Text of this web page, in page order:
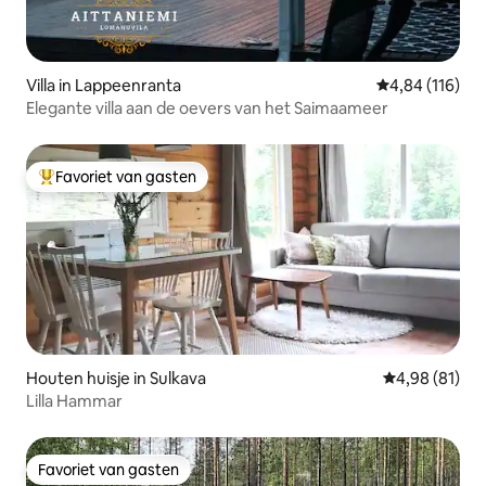
Villa in Lappeenranta Gemiddelde
4,84 (116)
Elegante villa aan de oevers van het Saimaameer
Topfavoriet van gasten
Favoriet van gasten
Houten huisje in Sulkava Gemiddelde
4,98 (81)
Lilla Hammar
Favoriet van gasten
Favoriet van gasten